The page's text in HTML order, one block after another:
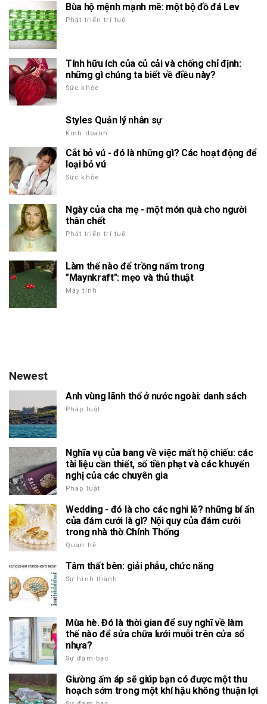
Bùa hộ mệnh mạnh mẽ: một bộ đồ đá Lev
Phát triển trí tuệ
Tính hữu ích của củ cải và chống chỉ định:
những gì chúng ta biết về điều này?
Sức khỏe
Styles Quản lý nhân sự
Kinh doanh
Cắt bỏ vú - đó là những gì? Các hoạt động để
loại bỏ vú
Sức khỏe
Ngày của cha mẹ - một món quà cho người
thân chết
Phát triển trí tuệ
Làm thế nào để trồng nấm trong
"Maynkraft": mẹo và thủ thuật
Máy tính
Newest
Anh vùng lãnh thổ ở nước ngoài: danh sách
Pháp luật
Nghĩa vụ của bang về việc mất hộ chiếu: các
tài liệu cần thiết, số tiền phạt và các khuyến
nghị của các chuyên gia
Pháp luật
Wedding - đó là cho các nghi lễ? những bí ẩn
của đám cưới là gì? Nội quy của đám cưới
trong nhà thờ Chính Thống
Quan hệ
Tâm thất bên: giải phẫu, chức năng
Sự hình thành
Mùa hè. Đó là thời gian để suy nghĩ về làm
thế nào để sửa chữa lưới muỗi trên cửa sổ
nhựa?
Sự đạm bạc
Giường ấm áp sẽ giúp bạn có được một thu
hoạch sớm trong một khí hậu không thuận lợi